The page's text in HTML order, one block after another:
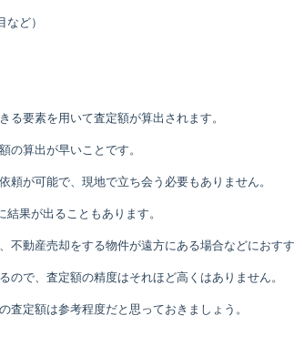
ど）
要素を用いて査定額が算出されます。
の算出が早いことです。
が可能で、現地で立ち会う必要もありません。
果が出ることもあります。
動産売却をする物件が遠方にある場合などにおすす
で、査定額の精度はそれほど高くはありません。
査定額は参考程度だと思っておきましょう。